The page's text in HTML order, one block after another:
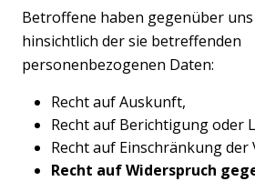
Betroffene haben gegenüber
hinsichtlich der sie betreffenden
personenbezogenen Daten:
Recht auf Auskunft,
Recht auf Berichtigung oder
Recht auf Einschränkung
Recht auf Widerspruch